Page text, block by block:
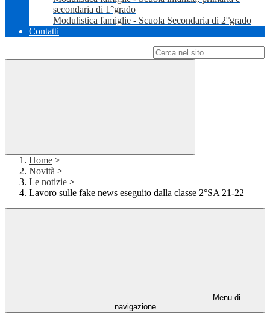
secondaria di 1°grado
Modulistica famiglie - Scuola Secondaria di 2°grado
Contatti
Home >
Novità >
Le notizie >
Lavoro sulle fake news eseguito dalla classe 2°SA 21-22
Menu di
navigazione